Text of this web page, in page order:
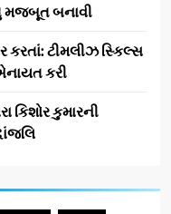
મજબૂત બનાવી
કરતાં: ટીમલીઝ સ્કિલ્સ
કરી
કિશોર કુમારની